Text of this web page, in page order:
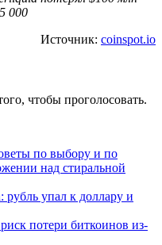
000
Источник: coinspot.io
чтобы проголосовать.
по выбору и по
над стиральной
рубль упал к доллару и
потери биткоинов из-